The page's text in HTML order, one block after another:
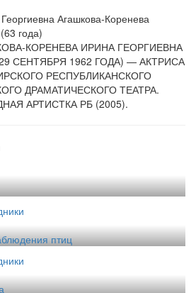
Агашкова-Коренева
года)
КОРЕНЕВА ИРИНА ГЕОРГИЕВНА
СЕНТЯБРЯ 1962 ГОДА) — АКТРИСА
РЕСПУБЛИКАНСКОГО
ДРАМАТИЧЕСКОГО ТЕАТРА.
АРТИСТКА РБ (2005).
птиц